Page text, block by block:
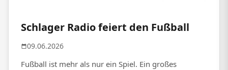
Schlager Radio feiert den Fußball
09.06.2026
Fußball ist mehr als nur ein Spiel. Ein großes